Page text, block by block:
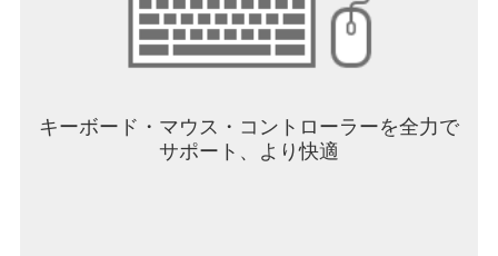
キーボード・マウス・コントローラーを全力で
サポート、より快適